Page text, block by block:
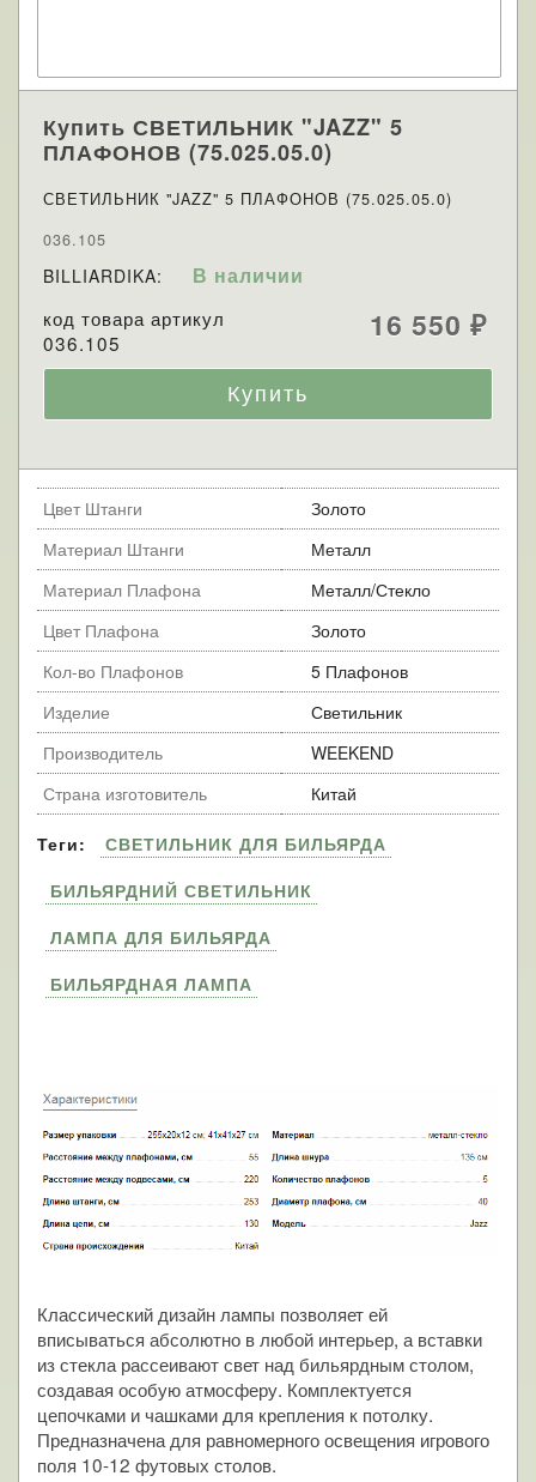
Купить СВЕТИЛЬНИК "JAZZ" 5
ПЛАФОНОВ (75.025.05.0)
СВЕТИЛЬНИК "JAZZ" 5 ПЛАФОНОВ (75.025.05.0)
036.105
BILLIARDIKA: В наличии
код товара артикул
036.105
16 550 ₽
Цвет Штанги
Золото
Материал Штанги
Металл
Материал Плафона
Металл/Стекло
Цвет Плафона
Золото
Кол-во Плафонов
5 Плафонов
Изделие
Светильник
Производитель
WEEKEND
Страна изготовитель
Китай
Теги:
СВЕТИЛЬНИК ДЛЯ БИЛЬЯРДА
БИЛЬЯРДНИЙ СВЕТИЛЬНИК
ЛАМПА ДЛЯ БИЛЬЯРДА
БИЛЬЯРДНАЯ ЛАМПА
Классический дизайн лампы позволяет ей
вписываться абсолютно в любой интерьер, а вставки
из стекла рассеивают свет над бильярдным столом,
создавая особую атмосферу. Комплектуется
цепочками и чашками для крепления к потолку.
Предназначена для равномерного освещения игрового
поля 10-12 футовых столов.